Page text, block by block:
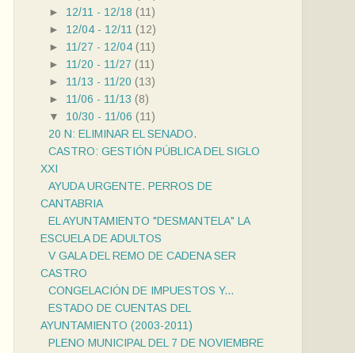
► 12/11 - 12/18 (11)
► 12/04 - 12/11 (12)
► 11/27 - 12/04 (11)
► 11/20 - 11/27 (11)
► 11/13 - 11/20 (13)
► 11/06 - 11/13 (8)
▼
10/30 - 11/06 (11)
20 N: ELIMINAR EL SENADO.
CASTRO: GESTIÓN PÚBLICA DEL SIGLO
XXI
AYUDA URGENTE. PERROS DE
CANTABRIA
EL AYUNTAMIENTO "DESMANTELA" LA
ESCUELA DE ADULTOS
V GALA DEL REMO DE CADENA SER
CASTRO
CONGELACIÓN DE IMPUESTOS Y...
ESTADO DE CUENTAS DEL
AYUNTAMIENTO (2003-2011)
PLENO MUNICIPAL DEL 7 DE NOVIEMBRE